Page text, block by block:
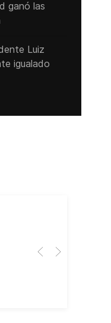
ganó las
Luiz
igualado